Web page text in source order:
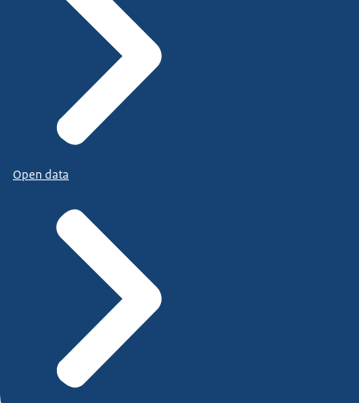
Open data